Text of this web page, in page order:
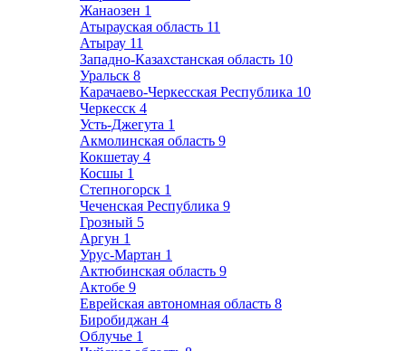
Жанаозен 1
Атырауская область 11
Атырау 11
Западно-Казахстанская область 10
Уральск 8
Карачаево-Черкесская Республика 10
Черкесск 4
Усть-Джегута 1
Акмолинская область 9
Кокшетау 4
Косшы 1
Степногорск 1
Чеченская Республика 9
Грозный 5
Аргун 1
Урус-Мартан 1
Актюбинская область 9
Актобе 9
Еврейская автономная область 8
Биробиджан 4
Облучье 1